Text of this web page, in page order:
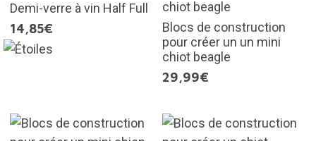
Demi-verre à vin Half Full
14,85€
Blocs de construction
pour créer un un mini
chiot beagle
29,99€